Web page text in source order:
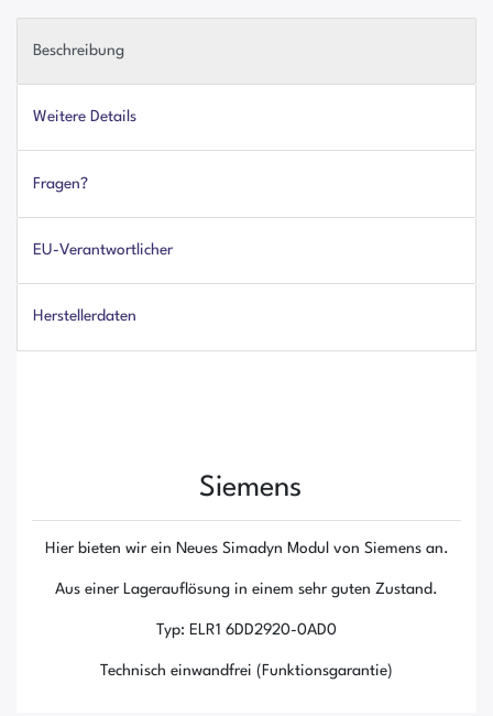
Beschreibung
Weitere Details
Fragen?
EU-Verantwortlicher
Herstellerdaten
Siemens
Hier bieten wir ein Neues Simadyn Modul von Siemens an.
Aus einer Lagerauflösung in einem sehr guten Zustand.
Typ: ELR1 6DD2920-0AD0
Technisch einwandfrei (Funktionsgarantie)